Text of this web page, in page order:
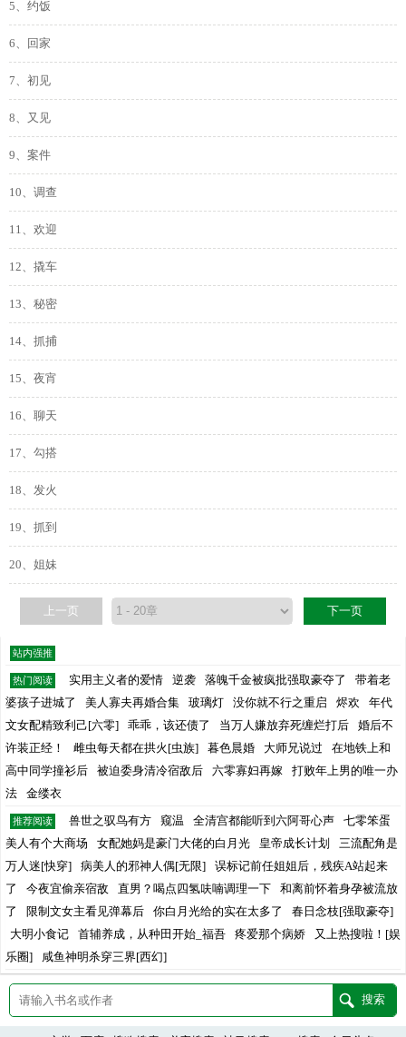
5、约饭
6、回家
7、初见
8、又见
9、案件
10、调查
11、欢迎
12、撬车
13、秘密
14、抓捕
15、夜宵
16、聊天
17、勾搭
18、发火
19、抓到
20、姐妹
上一页 下一页
站内强推
热门阅读 实用主义者的爱情 逆袭 落魄千金被疯批强取豪夺了
带着老
婆孩子进城了
美人寡夫再婚合集 玻璃灯 没你就不行之重启 烬欢
年代
文女配精致利己[六零]
乖乖，该还债了 当万人嫌放弃死缠烂打后
婚后不
许装正经！
雌虫每天都在拱火[虫族] 暮色晨婚 大师兄说过
在地铁上和
高中同学撞衫后
被迫委身清冷宿敌后 六零寡妇再嫁
打败年上男的唯一办
法
金缕衣
推荐阅读 兽世之驭鸟有方 窥温 全清宫都能听到六阿哥心声
七零笨蛋
美人有个大商场
女配她妈是豪门大佬的白月光 皇帝成长计划
三流配角是
万人迷[快穿]
病美人的邪神人偶[无限]
误标记前任姐姐后，残疾A站起来
了
今夜宜偷亲宿敌 直男？喝点四氢呋喃调理一下
和离前怀着身孕被流放
了
限制文女主看见弹幕后 你白月光给的实在太多了
春日念枝[强取豪夺]
大明小食记
首辅养成，从种田开始_福吾 疼爱那个病娇
又上热搜啦！[娱
乐圈]
咸鱼神明杀穿三界[西幻]